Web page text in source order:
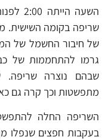
השעה
שריפה בקומה השישית.
של חיבור החשמל של
גרמו להתחממות של
שבהם נוצרה שריפה.
מתפשטות וכך קרה גם
השריפה החלה
בעקבות חפצים שנפלו